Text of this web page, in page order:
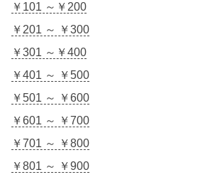
￥101 ～￥200
￥201 ～ ￥300
￥301 ～￥400
￥401 ～ ￥500
￥501 ～ ￥600
￥601 ～ ￥700
￥701 ～ ￥800
￥801 ～ ￥900